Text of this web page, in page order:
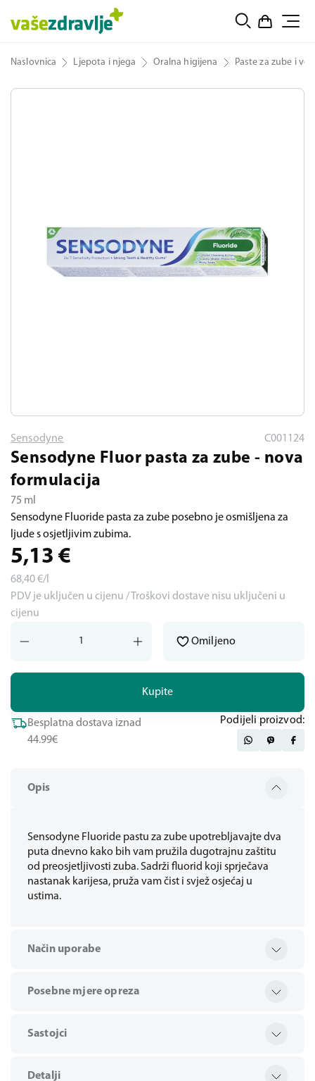
Naslovnica Ljepota i njega Oralna higijena Paste za zube i
Opis
Sensodyne Fluoride pastu za zube upotrebljavajte dva
puta dnevno kako bih vam pružila dugotrajnu zaštitu
od preosjetljivosti zuba. Sadrži fluorid koji sprječava
nastanak karijesa, pruža vam čist i svjež osjećaj u
ustima.
Način uporabe
Posebne mjere opreza
Sastojci
Detalji
Sensodyne C001124
Sensodyne Fluor pasta za zube - nova
formulacija
75 ml
Sensodyne Fluoride pasta za zube posebno je osmišljena za
ljude s osjetljivim zubima.
5,13 €
68,40€/l
PDV je uključen u cijenu / Troškovi dostave nisu uključeni u
cijenu
Kupite
Omiljeno
Besplatna dostava iznad
44.99€
Podijeli proizvod: